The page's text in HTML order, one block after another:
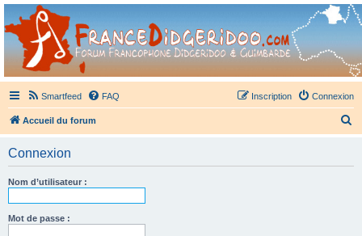
France Didgeridoo
Didgeridoo et Guimbarde sur France Didgeridoo - retrouvez la communauté.
Smartfeed FAQ Connexion
Inscription
Accueil du forum
Connexion
Nom d’utilisateur :
Mot de passe :